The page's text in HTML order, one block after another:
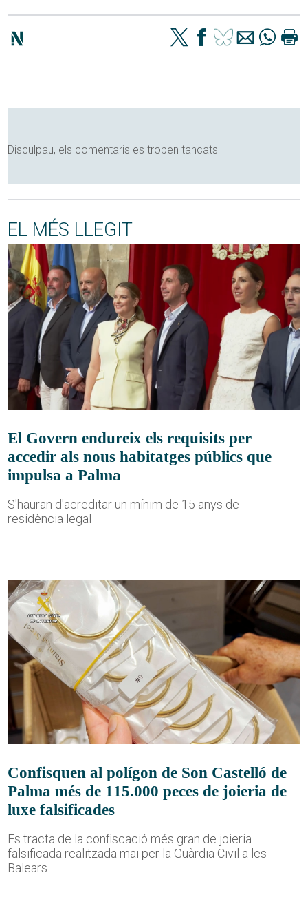
Disculpau, els comentaris es troben tancats
EL MÉS LLEGIT
El Govern endureix els requisits per
accedir als nous habitatges públics que
impulsa a Palma
S'hauran d'acreditar un mínim de 15 anys de
residència legal
Confisquen al polígon de Son Castelló de
Palma més de 115.000 peces de joieria de
luxe falsificades
Es tracta de la confiscació més gran de joieria
falsificada realitzada mai per la Guàrdia Civil a les
Balears